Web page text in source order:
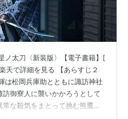
ノ太刀〈新装版〉【電子書籍】[
天で詳細を見る 【あらすじ２
松岡兵庫助とともに諏訪神社
御寮人に襲いかかろうとして
な殺気をまとって挑む熊鷹に